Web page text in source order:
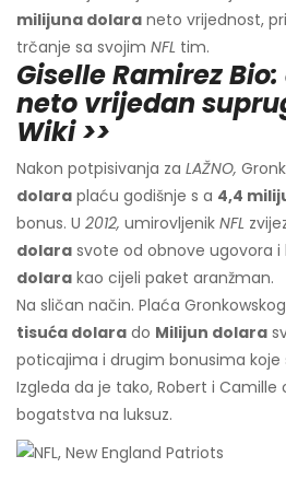
milijuna dolara neto vrijednost,
trčanje sa svojim NFL tim.
Giselle Ramirez
neto vrijedan
Wiki >>
Nakon potpisivanja za LAŽNO,
dolara plaću godišnje s a 4,4
bonus. U 2012, umirovljenik NFL
dolara svote od obnove ugovora i
dolara kao cijeli paket aranžman.
Na sličan način. Plaća
tisuća dolara do Milijun dolara
poticajima i drugim bonusima koje
Izgleda da je tako, Robert i Camille
bogatstva na luksuz.